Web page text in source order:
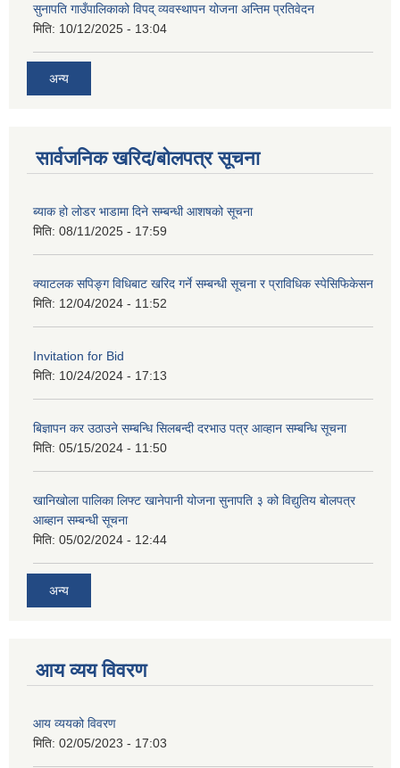
सुनापति गाउँपालिकाको विपद् व्यवस्थापन योजना अन्तिम प्रतिवेदन
मिति: 10/12/2025 - 13:04
अन्य
सार्वजनिक खरिद/बोलपत्र सूचना
ब्याक हो लोडर भाडामा दिने सम्बन्धी आशषको सूचना
मिति: 08/11/2025 - 17:59
क्याटलक सपिङ्ग विधिबाट खरिद गर्ने सम्बन्धी सूचना र प्राविधिक स्पेसिफिकेसन
मिति: 12/04/2024 - 11:52
Invitation for Bid
मिति: 10/24/2024 - 17:13
बिज्ञापन कर उठाउने सम्बन्धि सिलबन्दी दरभाउ पत्र आव्हान सम्बन्धि सूचना
मिति: 05/15/2024 - 11:50
खानिखोला पालिका लिफ्ट खानेपानी योजना सुनापति ३ को विद्युतिय बोलपत्र
आब्हान सम्बन्धी सूचना
मिति: 05/02/2024 - 12:44
अन्य
आय व्यय विवरण
आय व्ययको विवरण
मिति: 02/05/2023 - 17:03